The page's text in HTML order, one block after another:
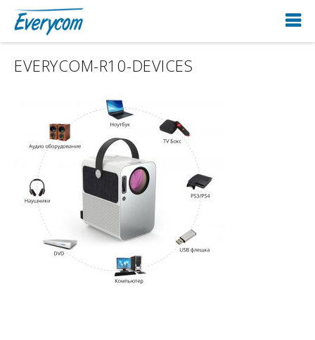
EVERYCOM-R10-DEVICES